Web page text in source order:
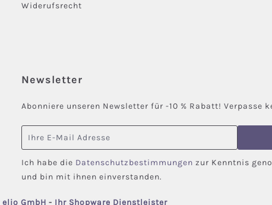
Widerufsrecht
Newsletter
Abonniere unseren Newsletter für -10 % Rabatt! Verpasse
Ich habe die Datenschutzbestimmungen zur Kenntnis
und bin mit ihnen einverstanden.
elio GmbH - Ihr Shopware Dienstleister